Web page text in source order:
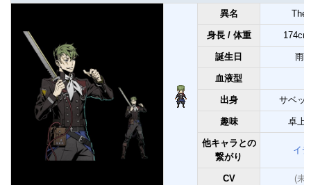
異名 The
身長 / 体重
誕生日 雨
血液型
出身 サベッ
趣味 卓上
他キャラとの
繋がり
イ
CV (未